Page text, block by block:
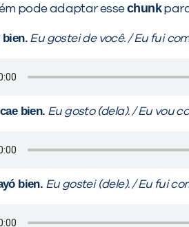
pode adaptar essechunk
bien. Eu gostei de você. / Eu fui
bien. Eu gosto (dela). / Eu vou
bien. Eu gostei (dele). / Eu fui